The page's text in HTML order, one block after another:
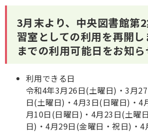
3月末より、中央図書館第
習室としての利用を再開
までの利用可能日をお知ら
利用できる日
令和4年3月26日(土曜日)・3月
日(土曜日)・4月3日(日曜日)・4
月10日(日曜日)・4月23日(土曜
日)・4月29日(金曜日・祝日)・4